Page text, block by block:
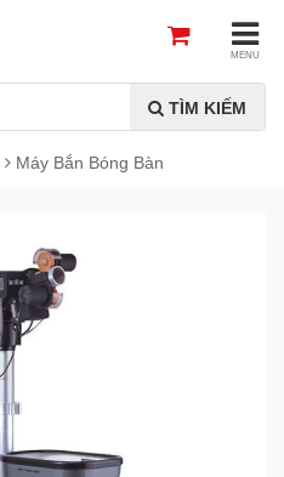
MENU
TÌM KIẾM
Máy Bắn Bóng Bàn